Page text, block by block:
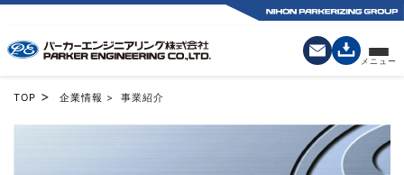
TOP > 企業情報 > 事業紹介